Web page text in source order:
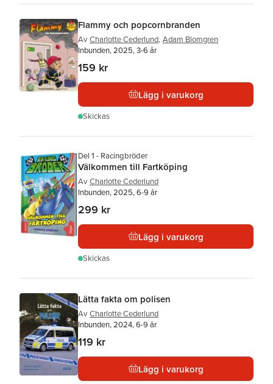
Flammy och popcornbranden
Av Charlotte Cederlund, Adam Blomgren
Inbunden, 2025, 3-6 år
159 kr
Lägg i varukorg
Skickas
Del 1 - Racingbröder
Välkommen till Fartköping
Av Charlotte Cederlund
Inbunden, 2025, 6-9 år
299 kr
Lägg i varukorg
Skickas
Lätta fakta om polisen
Av Charlotte Cederlund
Inbunden, 2024, 6-9 år
119 kr
Lägg i varukorg